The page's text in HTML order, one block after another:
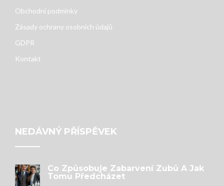
Obchodní podmínky
Zásady ochrany osobních údajů
GDPR
Kontakt
NEDÁVNÝ PŘÍSPĚVEK
Co Způsobuje Zabarvení Zubů A Jak
Tomu Předcházet